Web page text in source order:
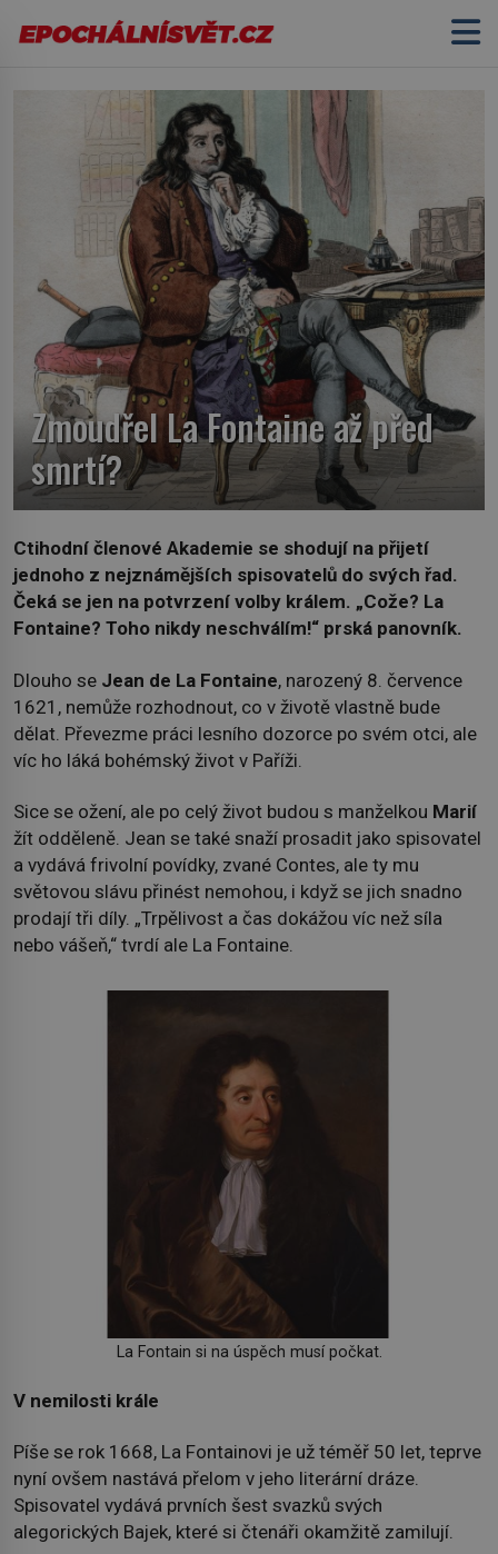
Zmoudřel La Fontaine až před
smrtí?
Ctihodní členové Akademie se shodují na přijetí
jednoho z nejznámějších spisovatelů do svých řad.
Čeká se jen na potvrzení volby králem. „Cože? La
Fontaine? Toho nikdy neschválím!“ prská panovník.
Dlouho se Jean de La Fontaine, narozený 8. července
1621, nemůže rozhodnout, co v životě vlastně bude
dělat. Převezme práci lesního dozorce po svém otci, ale
víc ho láká bohémský život v Paříži.
Sice se ožení, ale po celý život budou s manželkou Marií
žít odděleně. Jean se také snaží prosadit jako spisovatel
a vydává frivolní povídky, zvané Contes, ale ty mu
světovou slávu přinést nemohou, i když se jich snadno
prodají tři díly. „Trpělivost a čas dokážou víc než síla
nebo vášeň,“ tvrdí ale La Fontaine.
La Fontain si na úspěch musí počkat.
V nemilosti krále
Píše se rok 1668, La Fontainovi je už téměř 50 let, teprve
nyní ovšem nastává přelom v jeho literární dráze.
Spisovatel vydává prvních šest svazků svých
alegorických Bajek, které si čtenáři okamžitě zamilují.